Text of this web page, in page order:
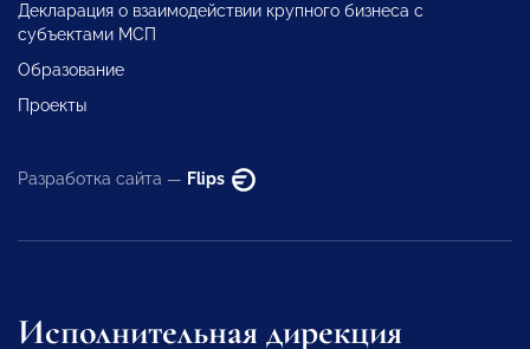
Декларация о взаимодействии крупного бизнеса с
субъектами МСП
Образование
Проекты
Разработка сайта — Flips
Исполнительная дирекция